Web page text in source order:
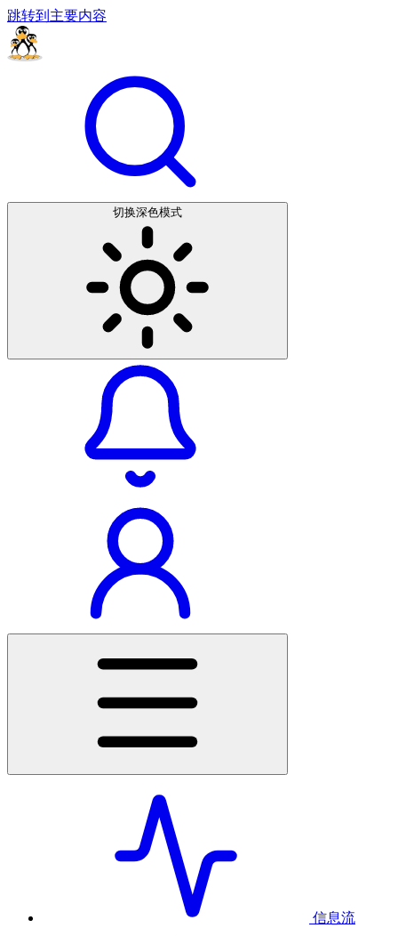
跳转到主要内容
切换深色模式
信息流